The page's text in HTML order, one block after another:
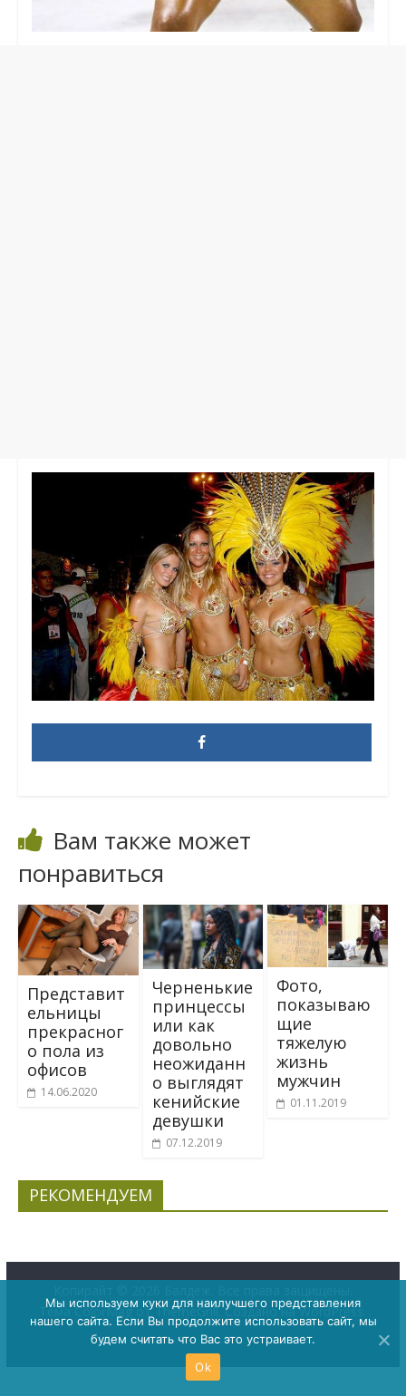
Вам также может
понравиться
Представит
ельницы
прекрасног
о пола из
офисов
14.06.2020
Черненькие
принцессы
или как
довольно
неожиданн
о выглядят
кенийские
девушки
07.12.2019
Фото,
показываю
щие
тяжелую
жизнь
мужчин
01.11.2019
РЕКОМЕНДУЕМ
ТемаColorMagот ThemeGrill. Создано наWordPress
Мы используем куки для наилучшего представления
нашего сайта. Если Вы продолжите использовать сайт, мы
будем считать что Вас это устраивает.
Ok